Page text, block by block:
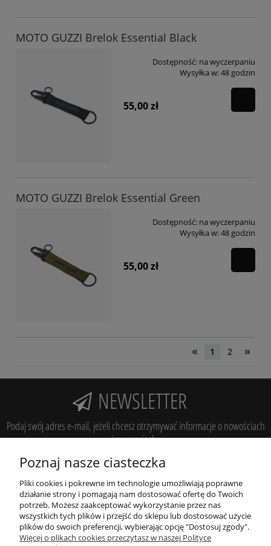
MOTO GUZZI Brelok Essential Black
Dostępność: na wyczerpaniu
Wysyłka w:48 godzin
55,00 zł
MOTO GUZZI Brelok Essential Green
Dostępność: na wyczerpaniu
Wysyłka w:48 godzin
55,00 zł
« 1 2 »
NEWSLETTER
Podaj swój adres e-mail, jeżeli chcesz otrzymywać informacje o nowościach
i promocjach.
POMOC
Poznaj nasze ciasteczka
Pliki cookies i pokrewne im technologie umożliwiają poprawne
działanie strony i pomagają nam dostosować ofertę do Twoich
potrzeb. Możesz zaakceptować wykorzystanie przez nas
wszystkich tych plików i przejść do sklepu lub dostosować użycie
plików do swoich preferencji, wybierając opcję "Dostosuj zgody".
Więcej o plikach cookies przeczytasz w naszej Polityce